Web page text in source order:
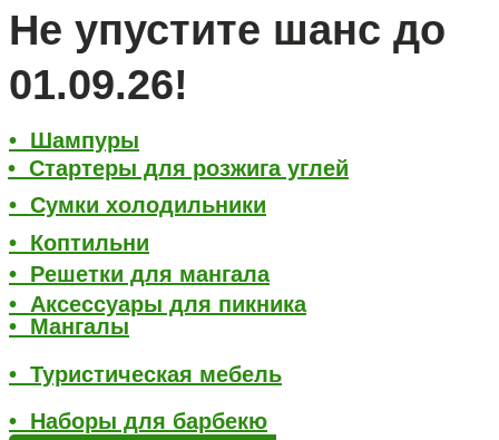
Не упустите шанс до
01.09.26!
• Шампуры
• Стартеры для розжига углей
• Сумки холодильники
• Коптильни
• Решетки для мангала
• Аксессуары для пикника
• Мангалы
• Туристическая мебель
• Наборы для барбекю